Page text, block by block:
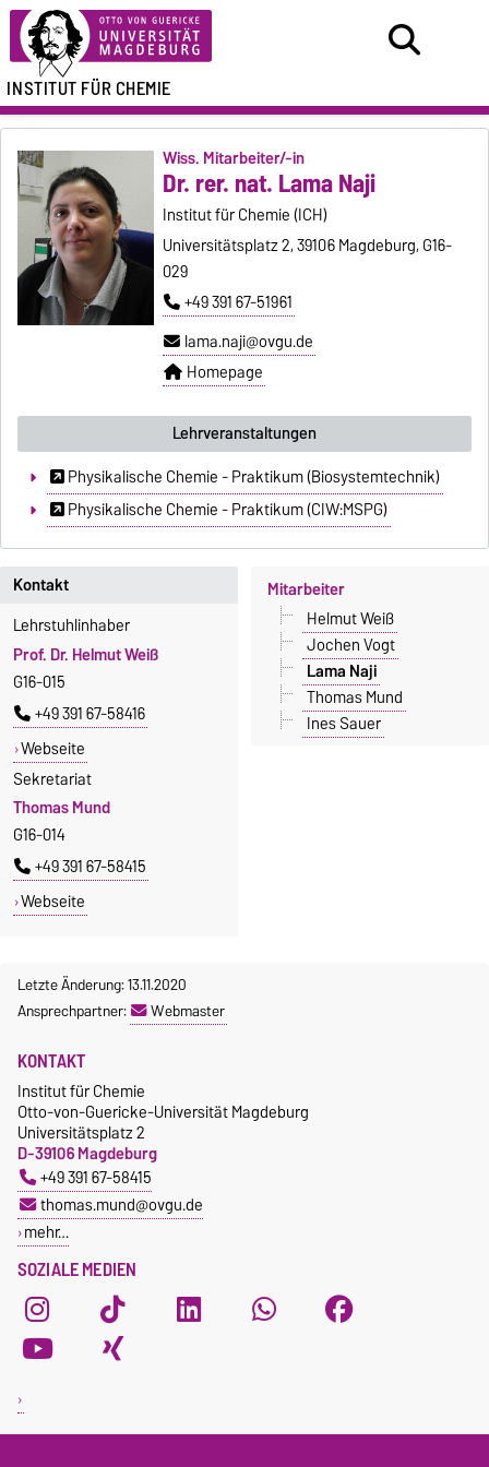
INSTITUT FÜR CHEMIE
Wiss. Mitarbeiter/-in
Dr. rer. nat. Lama Naji
Institut für Chemie (ICH)
Universitätsplatz 2, 39106 Magdeburg, G16-
029
+49 391 67-51961
lama.naji@ovgu.de
Homepage
Lehrveranstaltungen
Physikalische Chemie - Praktikum (Biosystemtechnik)
Physikalische Chemie - Praktikum (CIW:MSPG)
Kontakt
Lehrstuhlinhaber
Prof. Dr. Helmut Weiß
G16-015
+49 391 67-58416
Webseite
Sekretariat
Thomas Mund
G16-014
+49 391 67-58415
Webseite
Mitarbeiter
Helmut Weiß
Jochen Vogt
Lama Naji
Thomas Mund
Ines Sauer
Letzte Änderung: 13.11.2020
Ansprechpartner:
Webmaster
SOZIALE MEDIEN
KONTAKT
Institut für Chemie
Otto-von-Guericke-Universität Magdeburg
Universitätsplatz 2
D-39106 Magdeburg
+49 391 67-58415
thomas.mund@ovgu.de
mehr…